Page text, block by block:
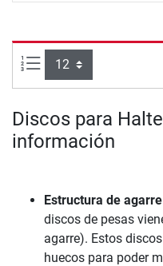
Artículos por página:
Discos para
información
Estructura de
discos de pesas
agarre). Estos
huecos para poder